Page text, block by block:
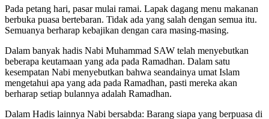
Pada petang hari, pasar mulai ramai. Lapak dagang menu makanan
berbuka puasa bertebaran. Tidak ada yang salah dengan semua itu.
Semuanya berharap kebajikan dengan cara masing-masing.
Dalam banyak hadis Nabi Muhammad SAW telah menyebutkan
beberapa keutamaan yang ada pada Ramadhan. Dalam satu
kesempatan Nabi menyebutkan bahwa seandainya umat Islam
mengetahui apa yang ada pada Ramadhan, pasti mereka akan
berharap setiap bulannya adalah Ramadhan.
Dalam Hadis lainnya Nabi bersabda: Barang siapa yang berpuasa di